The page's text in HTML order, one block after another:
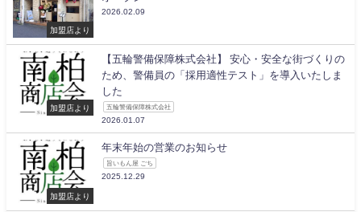
加盟店より
2026.02.09
加盟店より
【五輪警備保障株式会社】 安心・安全な街づくりの
ため、警備員の「採用適性テスト」を導入いたしま
した
五輪警備保障株式会社
2026.01.07
加盟店より
年末年始の営業のお知らせ
旨いもん屋 ごち
2025.12.29